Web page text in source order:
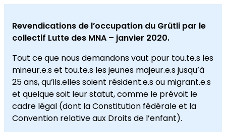
Revendications de l’occupation du Grütli par le
collectif Lutte des MNA – janvier 2020.
Tout ce que nous demandons vaut pour tou.te.s les
mineur.e.s et tou.te.s les jeunes majeur.e.s jusqu’à
25 ans, qu’ils.elles soient résident.e.s ou migrant.e.s
et quelque soit leur statut, comme le prévoit le
cadre légal (dont la Constitution fédérale et la
Convention relative aux Droits de l’enfant).